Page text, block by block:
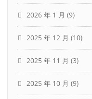
2026 年 1 月 (9)
2025 年 12 月 (10)
2025 年 11 月 (3)
2025 年 10 月 (9)